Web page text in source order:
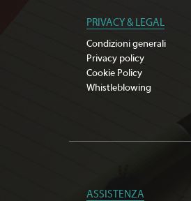
PRIVACY & LEGAL
Condizioni generali
Privacy policy
Cookie Policy
Whistleblowing
ASSISTENZA